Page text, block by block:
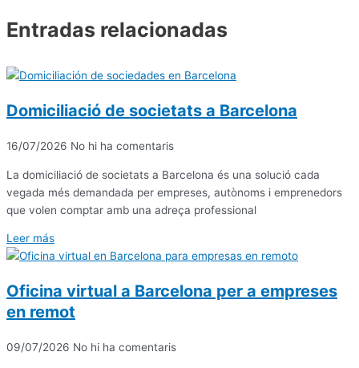
Entradas relacionadas
Domiciliació de societats a Barcelona
16/07/2026 No hi ha comentaris
La domiciliació de societats a Barcelona és una solució cada
vegada més demandada per empreses, autònoms i emprenedors
que volen comptar amb una adreça professional
Leer más
Oficina virtual a Barcelona per a empreses
en remot
09/07/2026 No hi ha comentaris